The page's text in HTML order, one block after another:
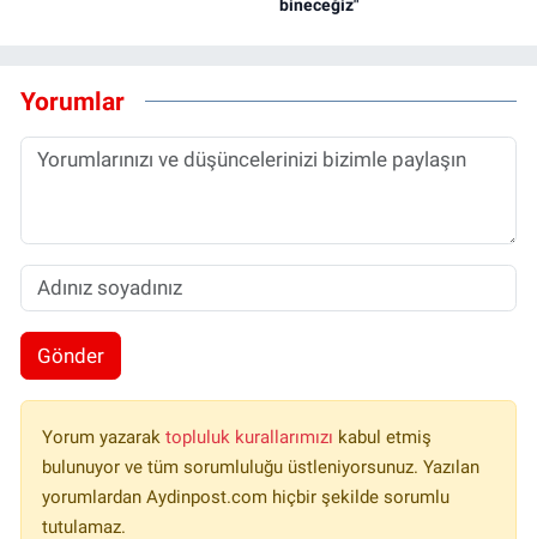
bineceğiz"
Yorumlar
Gönder
Yorum yazarak topluluk kurallarımızı kabul etmiş
bulunuyor ve tüm sorumluluğu üstleniyorsunuz. Yazılan
yorumlardan Aydinpost.com hiçbir şekilde sorumlu
tutulamaz.